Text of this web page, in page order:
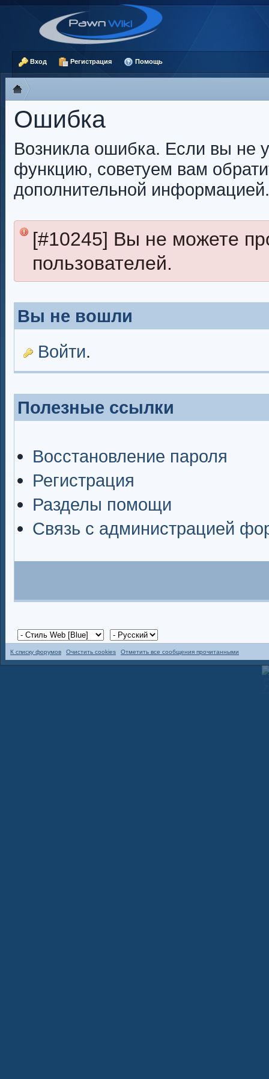
Вход Регистрация Помощь
Ошибка
Возникла ошибка. Если вы не
функцию, советуем вам
дополнительной информацией.
[#10245] Вы не можете
пользователей.
Вы не вошли
Войти.
Полезные ссылки
Восстановление пароля
Регистрация
Разделы помощи
Связь с администрацией
К списку форумов Очистить cookies Отметить все сообщения прочитанными